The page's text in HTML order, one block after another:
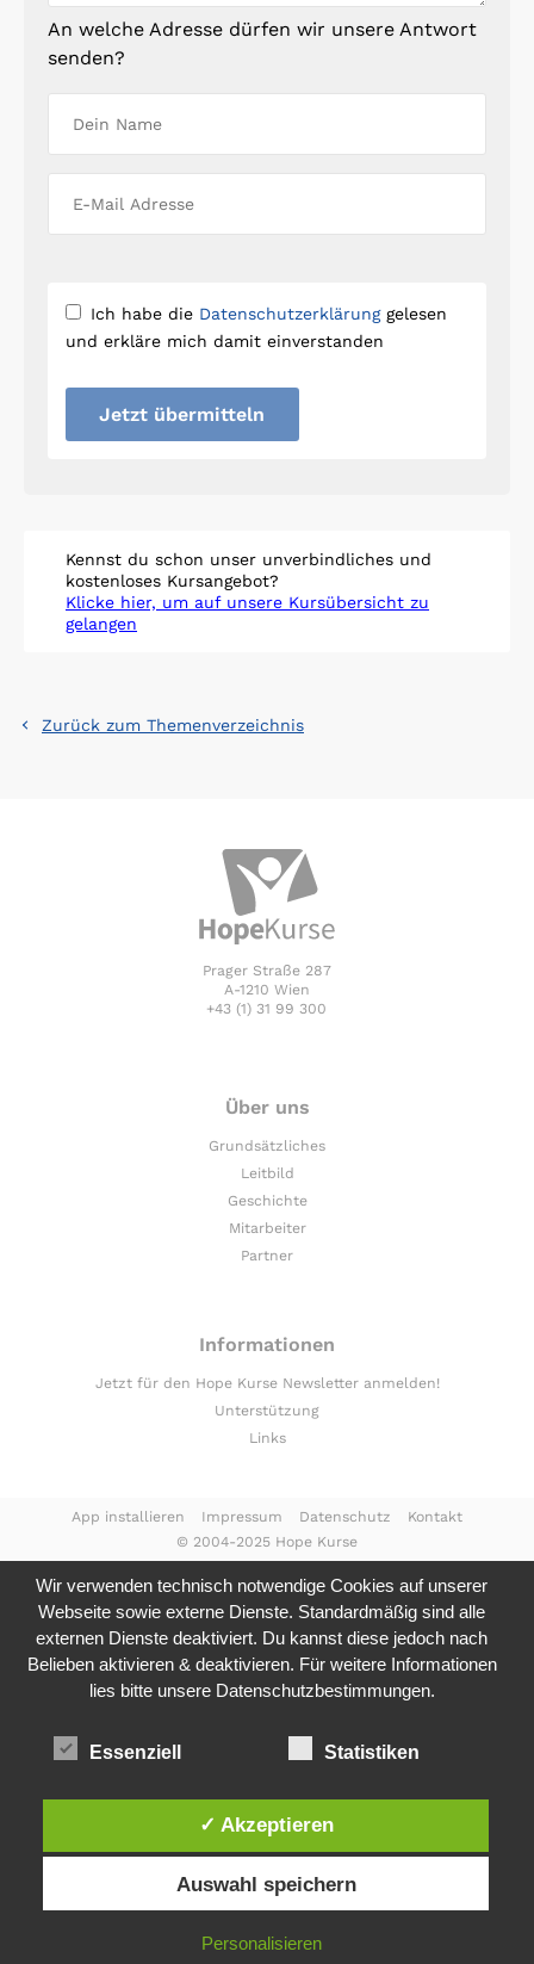
An welche Adresse dürfen wir unsere Antwort
senden?
Ich habe die Datenschutzerklärunggelesen
und erkläre mich damit einverstanden
Jetzt übermitteln
Kennst du schon unser unverbindliches und
kostenloses Kursangebot?
Klicke hier, um auf unsere Kursübersicht zu
gelangen
Zurück zum Themenverzeichnis
Prager Straße 287
A-1210 Wien
+43 (1) 31 99 300
Über uns
Grundsätzliches
Leitbild
Geschichte
Mitarbeiter
Partner
Informationen
Jetzt für den Hope Kurse Newsletter anmelden!
Unterstützung
Links
© 2004-2025 Hope Kurse
App installieren Impressum Datenschutz Kontakt
Wir verwenden technisch notwendige Cookies auf unserer
Webseite sowie externe Dienste. Standardmäßig sind alle
externen Dienste deaktiviert. Du kannst diese jedoch nach
Belieben aktivieren & deaktivieren. Für weitere Informationen
lies bitte unsere Datenschutzbestimmungen.
Essenziell Statistiken
✓ Akzeptieren
Auswahl speichern
Personalisieren